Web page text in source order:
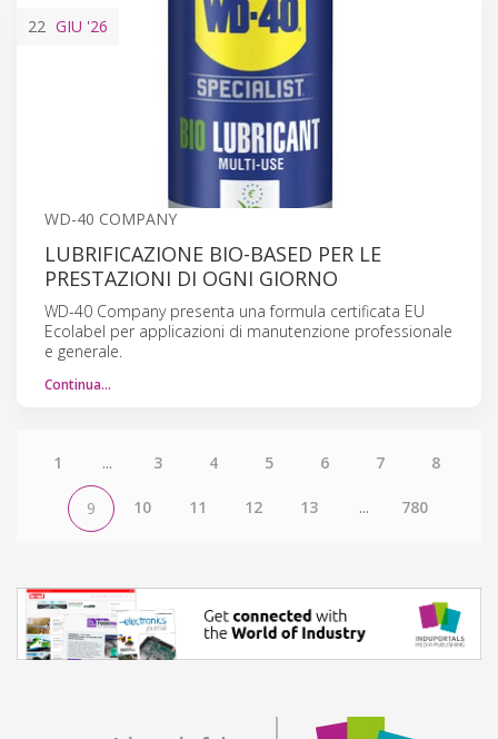
22 GIU '26
WD-40 COMPANY
LUBRIFICAZIONE BIO-BASED PER LE
PRESTAZIONI DI OGNI GIORNO
WD-40 Company presenta una formula certificata EU
Ecolabel per applicazioni di manutenzione professionale
e generale.
Continua…
1 ... 3 4 5 6 7 8
9 10 11 12 13 ... 780